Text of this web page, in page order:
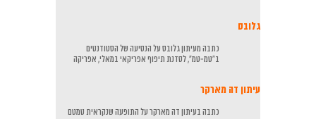
גלובס
כתבה מעיתון גלובס על הנסיעה של הסטודנטים
ב"טמ-טמ", לסדנת תיפוף אפריקאי במאלי, אפריקה
עיתון דה מארקר
כתבה בעיתון דה מארקר על התופעה שנקראית טמטם